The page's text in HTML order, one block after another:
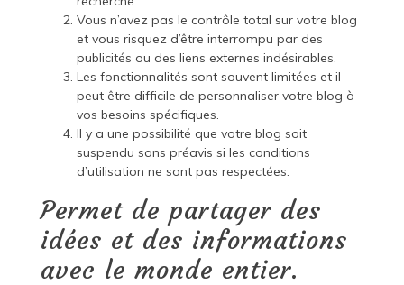
Vous n’avez pas le contrôle total sur votre blog
et vous risquez d’être interrompu par des
publicités ou des liens externes indésirables.
Les fonctionnalités sont souvent limitées et il
peut être difficile de personnaliser votre blog à
vos besoins spécifiques.
Il y a une possibilité que votre blog soit
suspendu sans préavis si les conditions
d’utilisation ne sont pas respectées.
Permet de partager des
idées et des informations
avec le monde entier.